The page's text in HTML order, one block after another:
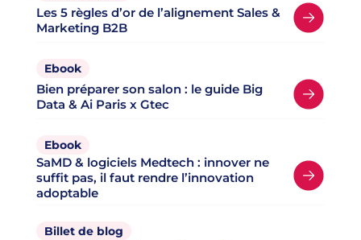
Les 5 règles d’or de l’alignement Sales &
Marketing B2B
Ebook
Bien préparer son salon : le guide Big
Data & Ai Paris x Gtec
Ebook
SaMD & logiciels Medtech : innover ne
suffit pas, il faut rendre l’innovation
adoptable
Billet de blog